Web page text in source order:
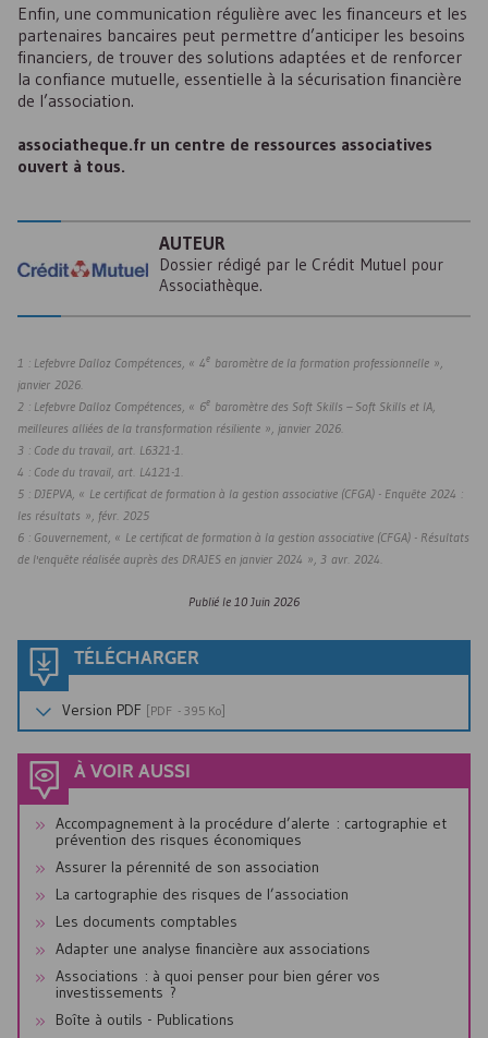
Enfin, une communication régulière avec les financeurs et les
partenaires bancaires peut permettre d’anticiper les besoins
financiers, de trouver des solutions adaptées et de renforcer
la confiance mutuelle, essentielle à la sécurisation financière
de l’association.
associatheque.fr un centre de ressources associatives
ouvert à tous.
AUTEUR
Dossier rédigé par le Crédit Mutuel pour
Associathèque.
1 : Lefebvre Dalloz Compétences, « 4e baromètre de la formation professionnelle »,
janvier 2026.
2 : Lefebvre Dalloz Compétences, « 6e baromètre des Soft Skills – Soft Skills et IA
meilleures alliées de la transformation résiliente », janvier 2026.
3 : Code du travail, art. L6321-1.
4 : Code du travail, art. L4121-1.
5 : DJEPVA, « Le certificat de formation à la gestion associative (CFGA) - Enquête 2024 :
les résultats », févr. 2025
6 : Gouvernement, « Le certificat de formation à la gestion associative (CFGA) - Résultats
de l'enquête réalisée auprès des DRAJES en janvier 2024 », 3 avr. 2024.
Publié le 10 Juin 2026
TÉLÉCHARGER
Version PDF [PDF - 395 Ko]
À VOIR AUSSI
Accompagnement à la procédure d’alerte : cartographie et
prévention des risques économiques
Assurer la pérennité de son association
La cartographie des risques de l’association
Les documents comptables
Adapter une analyse financière aux associations
Associations : à quoi penser pour bien gérer vos
investissements ?
Boîte à outils - Publications